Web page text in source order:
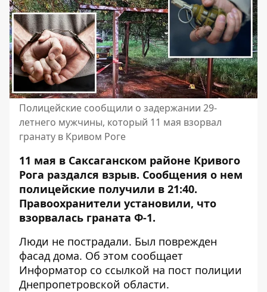
Полицейские сообщили о задержании 29-
летнего мужчины, который 11 мая взорвал
гранату в Кривом Роге
11 мая в Саксаганском районе Кривого
Рога раздался взрыв. Сообщения о нем
полицейские получили в 21:40.
Правоохранители установили, что
взорвалась граната Ф-1.
Люди не пострадали. Был поврежден
фасад дома. Об этом сообщает
Информатор со ссылкой на пост полиции
Днепропетровской области.